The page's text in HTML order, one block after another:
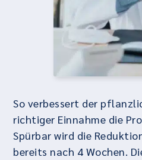
So verbessert der
richtiger Einnahme die
Spürbar wird die
bereits nach 4 Wochen.